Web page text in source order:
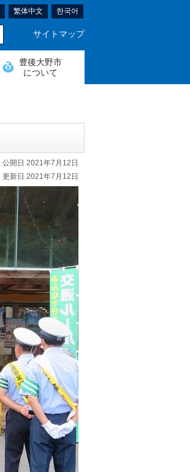
繁体中文 한국어
サイトマップ
豊後大野市
について
公開日 2021年7月12日
更新日 2021年7月12日